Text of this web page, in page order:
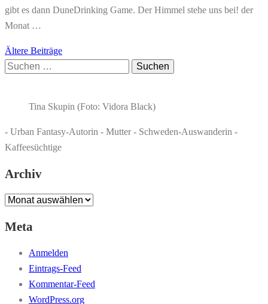
gibt es dann DuneDrinking Game. Der Himmel stehe uns bei! der
Monat …
Beitragsnavigation
Ältere Beiträge
Suchen
Tina Skupin (Foto: Vidora Black)
- Urban Fantasy-Autorin - Mutter - Schweden-Auswanderin -
Kaffeesüchtige
Archiv
Archiv
Meta
Anmelden
Eintrags-Feed
Kommentar-Feed
WordPress.org